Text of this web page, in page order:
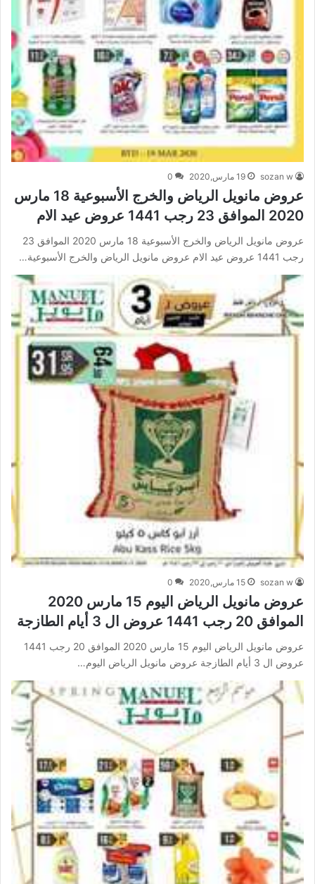
sozan w 19 مارس,2020 0
عروض مانويل الرياض والخرج الأسبوعية 18 مارس
2020 الموافق 23 رجب 1441 عروض عيد الام
عروض مانويل الرياض والخرج الأسبوعية 18 مارس 2020 الموافق 23
رجب 1441 عروض عيد الام عروض مانويل الرياض والخرج الأسبوعية…
sozan w 15 مارس,2020 0
عروض مانويل الرياض اليوم 15 مارس 2020
الموافق 20 رجب 1441 عروض ال 3 أيام الطازجة
عروض مانويل الرياض اليوم 15 مارس 2020 الموافق 20 رجب 1441
عروض ال 3 أيام الطازجة عروض مانويل الرياض اليوم…